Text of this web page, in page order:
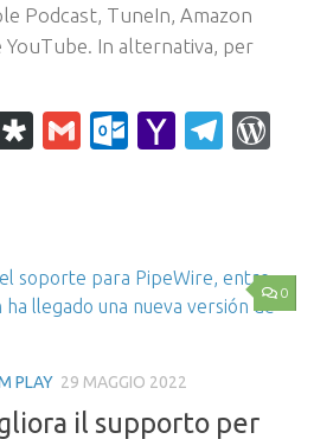
Podcast, TuneIn, Amazon
YouTube. In alternativa, per
WhatsApp
Diaspora
Gmail Yahoo
0
PLAY 29 MAGGIO 2022
il supporto per